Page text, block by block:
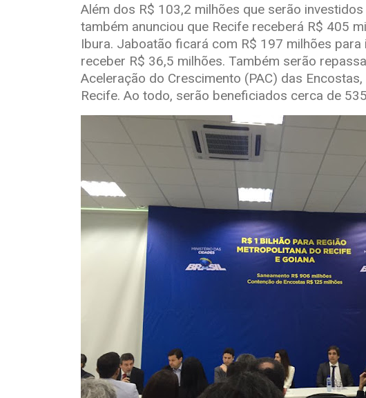
Além dos R$ 103,2 milhões que serão
também anunciou que Recife receberá R$ 405
Ibura. Jaboatão ficará com R$ 197 milhões
receber R$ 36,5 milhões. Também serão
Aceleração do Crescimento (PAC) das
Recife. Ao todo, serão beneficiados cerca de